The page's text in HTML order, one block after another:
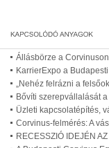
Állásbörze a Corvinuson
KarrierExpo a
„Nehéz felrázni a
Bővíti szerepvállalását
Üzleti kapcsolatépítés,
Corvinus-felmérés: A
RECESSZIÓ IDEJÉN